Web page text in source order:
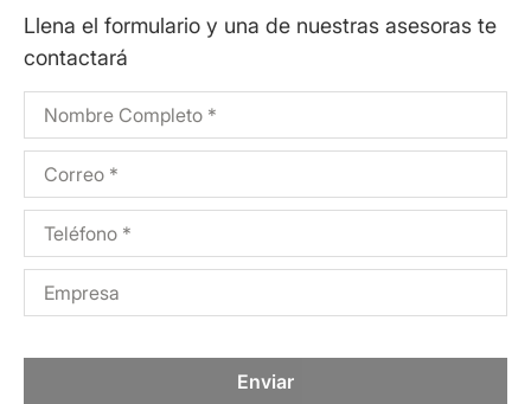
Llena el formulario y una de nuestras asesoras te
contactará
Enviar